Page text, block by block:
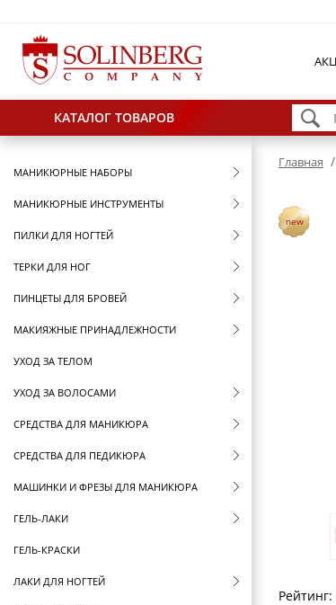
КАТАЛОГ ТОВАРОВ
МАНИКЮРНЫЕ НАБОРЫ
МАНИКЮРНЫЕ ИНСТРУМЕНТЫ
ПИЛКИ ДЛЯ НОГТЕЙ
ТЕРКИ ДЛЯ НОГ
ПИНЦЕТЫ ДЛЯ БРОВЕЙ
МАКИЯЖНЫЕ ПРИНАДЛЕЖНОСТИ
УХОД ЗА ТЕЛОМ
УХОД ЗА ВОЛОСАМИ
СРЕДСТВА ДЛЯ МАНИКЮРА
СРЕДСТВА ДЛЯ ПЕДИКЮРА
МАШИНКИ И ФРЕЗЫ ДЛЯ МАНИКЮРА
ГЕЛЬ-ЛАКИ
ГЕЛЬ-КРАСКИ
ЛАКИ ДЛЯ НОГТЕЙ
Главная /
new
Рейтинг: